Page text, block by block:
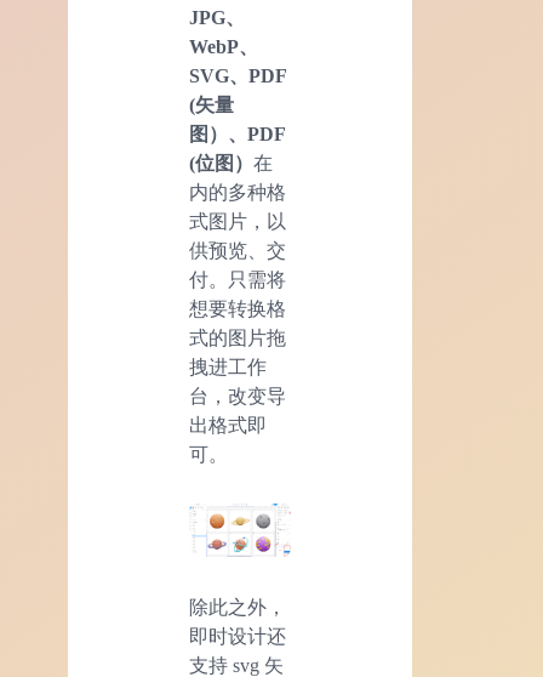
JPG、
WebP、
SVG、PDF
(矢量
图）、PDF
(位图） 在
内的多种格
式图片，以
供预览、交
付。只需将
想要转换格
式的图片拖
拽进工作
台，改变导
出格式即
可。
除此之外，
即时设计还
支持 svg 矢